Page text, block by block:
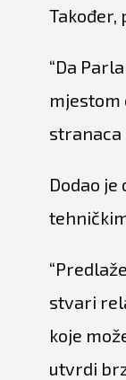
Također,
“Da
mjestom
stranaca
Dodao
stvari
koje
utvrdi